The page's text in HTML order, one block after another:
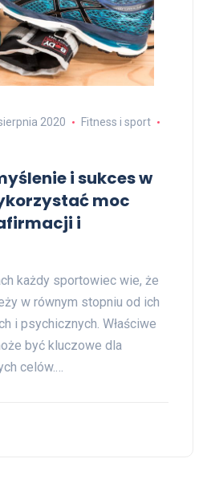
2020
Fitness i sport
i sukces w
moc
i
każdy sportowiec wie, że
w równym stopniu od ich
i psychicznych. Właściwe
być kluczowe dla
celów.…